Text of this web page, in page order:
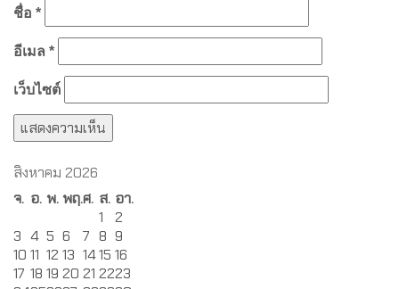
ชื่อ *
อีเมล *
เว็บไซต์
สิงหาคม 2026
จ. อ. พ.พฤ.ศ. ส. อา.
1
2
3 4 5 6 7 8 9
10 11 12 13 1415 16
17 18 19 20 21 2223